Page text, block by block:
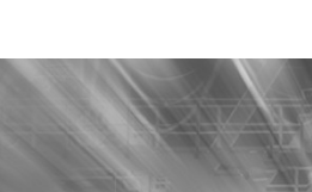
Reputatie & crisis